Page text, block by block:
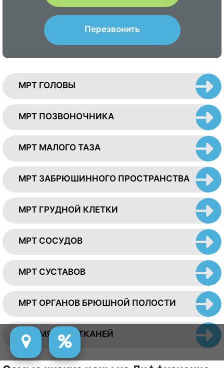
Перезвонить
МРТ ГОЛОВЫ
МРТ ПОЗВОНОЧНИКА
МРТ МАЛОГО ТАЗА
МРТ ЗАБРЮШИННОГО ПРОСТРАНСТВА
МРТ ГРУДНОЙ КЛЕТКИ
МРТ СОСУДОВ
МРТ СУСТАВОВ
МРТ ОРГАНОВ БРЮШНОЙ ПОЛОСТИ
МРТ МЯГКИХ ТКАНЕЙ